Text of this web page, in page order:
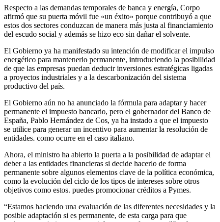
Respecto a las demandas temporales de banca y energía, Corpo
afirmó que su puerta móvil fue «un éxito» porque contribuyó a que
estos dos sectores conduzcan de manera más justa al financiamiento
del escudo social y además se hizo eco sin dañar el solvente.
El Gobierno ya ha manifestado su intención de modificar el impulso
energético para mantenerlo permanente, introduciendo la posibilidad
de que las empresas puedan deducir inversiones estratégicas ligadas
a proyectos industriales y a la descarbonización del sistema
productivo del país.
El Gobierno aún no ha anunciado la fórmula para adaptar y hacer
permanente el impuesto bancario, pero el gobernador del Banco de
España, Pablo Hernández de Cos, ya ha instado a que el impuesto
se utilice para generar un incentivo para aumentar la resolución de
entidades. como ocurre en el caso italiano.
Ahora, el ministro ha abierto la puerta a la posibilidad de adaptar el
deber a las entidades financieras si decide hacerlo de forma
permanente sobre algunos elementos clave de la política económica,
como la evolución del ciclo de los tipos de intereses sobre otros
objetivos como estos. puedes promocionar créditos a Pymes.
“Estamos haciendo una evaluación de las diferentes necesidades y la
posible adaptación si es permanente, de esta carga para que